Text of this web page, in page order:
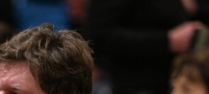
Văn học
Âm nhạc
Di sản
Thời
Sao Việt